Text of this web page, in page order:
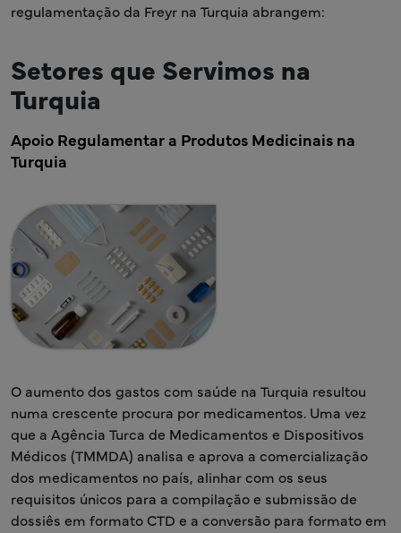
regulamentação da Freyr na Turquia abrangem:
Setores que Servimos na
Turquia
Apoio Regulamentar a Produtos Medicinais na
Turquia
O aumento dos gastos com saúde na Turquia resultou
numa crescente procura por medicamentos. Uma vez
que a Agência Turca de Medicamentos e Dispositivos
Médicos (TMMDA) analisa e aprova a comercialização
dos medicamentos no país, alinhar com os seus
requisitos únicos para a compilação e submissão de
dossiês em formato CTD e a conversão para formato em